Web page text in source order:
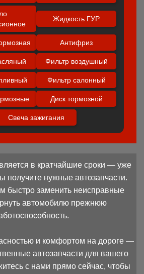
Жидкость ГУР
Антифриз
Фильтр воздушный
Фильтр салонный
Диск тормозной
Свеча зажигания
в кратчайшие сроки — уже
получите нужные автозапчасти.
быстро заменить неисправные
автомобилю прежнюю
и комфортом на дороге —
автозапчасти для вашего
с нами прямо сейчас, чтобы